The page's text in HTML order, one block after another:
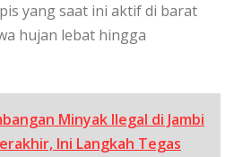
yang saat ini aktif di barat
hujan lebat hingga
Minyak Ilegal di Jambi
Ini Langkah Tegas